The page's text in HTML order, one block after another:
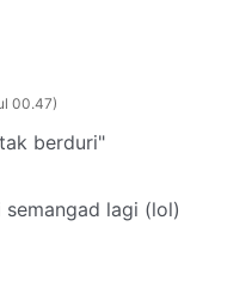
00.47
berduri"
lagi (lol)